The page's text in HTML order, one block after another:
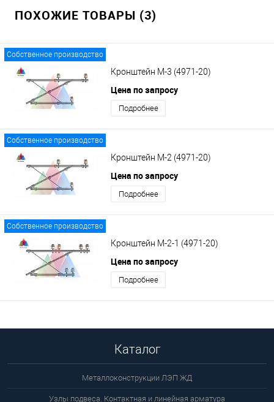
ПОХОЖИЕ ТОВАРЫ (3)
Собственное производство
Кронштейн М-3 (4971-20)
Цена по запросу
Подробнее
Собственное производство
Кронштейн М-2 (4971-20)
Цена по запросу
Подробнее
Собственное производство
Кронштейн М-2-1 (4971-20)
Цена по запросу
Подробнее
Каталог
Металлоконструкции ЛЭП ЖД
Узлы подвеса. Контактная и линейная арматура